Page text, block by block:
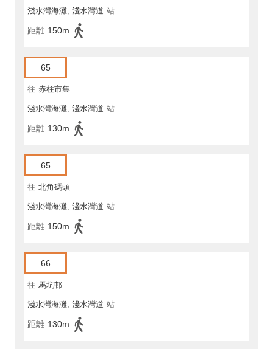
淺水灣海灘, 淺水灣道 站
距離 150m
65
往 赤柱市集
淺水灣海灘, 淺水灣道 站
距離 130m
65
往 北角碼頭
淺水灣海灘, 淺水灣道 站
距離 150m
66
往 馬坑邨
淺水灣海灘, 淺水灣道 站
距離 130m